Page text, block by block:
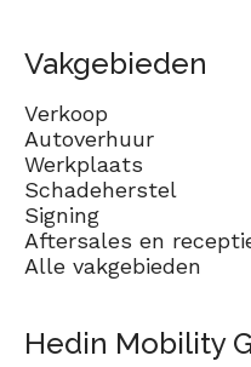
Vakgebieden
Verkoop
Autoverhuur
Werkplaats
Schadeherstel
Signing
Aftersales en
Alle vakgebieden
Hedin Mobility